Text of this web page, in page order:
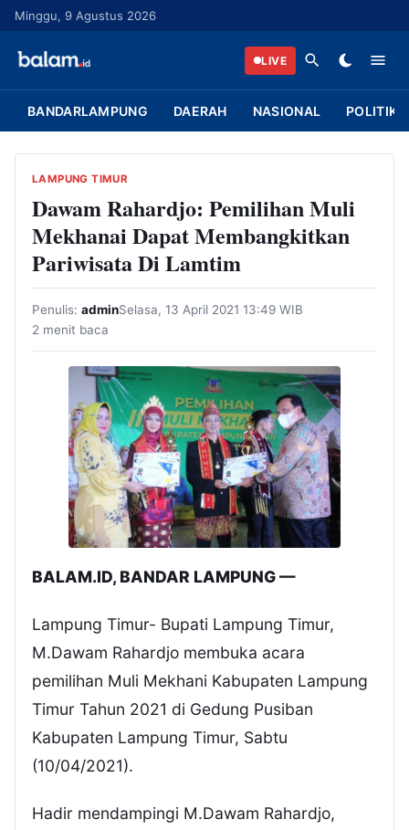
u
Minggu, 9 Agustus 2026
LIVE
BANDARLAMPUNG DAERAH NASIONAL POLITIK
LAMPUNG TIMUR
Dawam Rahardjo: Pemilihan Muli
Mekhanai Dapat Membangkitkan
Pariwisata Di Lamtim
Penulis: adminSelasa, 13 April 2021 13:49 WIB
2 menit baca
BALAM.ID, BANDAR LAMPUNG —
Lampung Timur- Bupati Lampung Timur,
M.Dawam Rahardjo membuka acara
pemilihan Muli Mekhani Kabupaten Lampung
Timur Tahun 2021 di Gedung Pusiban
Kabupaten Lampung Timur, Sabtu
(10/04/2021).
Hadir mendampingi M.Dawam Rahardjo,